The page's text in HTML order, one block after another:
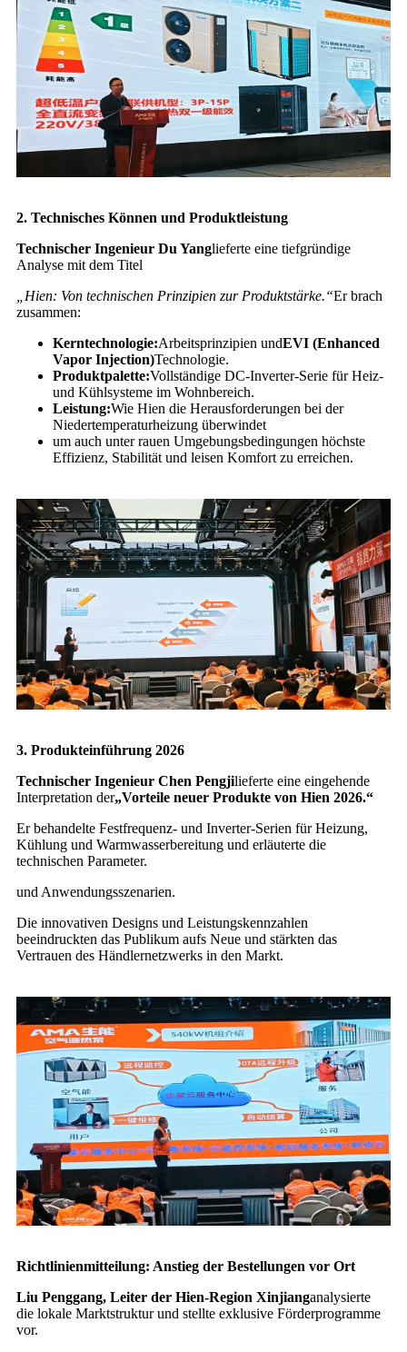
2. Technisches Können und Produktleistung
Technischer Ingenieur Du Yanglieferte eine tiefgründige
Analyse mit dem Titel
„Hien: Von technischen Prinzipien zur Produktstärke.“Er brach
zusammen:
Kerntechnologie:Arbeitsprinzipien undEVI (Enhanced
Vapor Injection)Technologie.
Produktpalette:Vollständige DC-Inverter-Serie für Heiz-
und Kühlsysteme im Wohnbereich.
Leistung:Wie Hien die Herausforderungen bei der
Niedertemperaturheizung überwindet
um auch unter rauen Umgebungsbedingungen höchste
Effizienz, Stabilität und leisen Komfort zu erreichen.
3. Produkteinführung 2026
Technischer Ingenieur Chen Pengjilieferte eine eingehende
Interpretation der„Vorteile neuer Produkte von Hien 2026.“
Er behandelte Festfrequenz- und Inverter-Serien für Heizung,
Kühlung und Warmwasserbereitung und erläuterte die
technischen Parameter.
und Anwendungsszenarien.
Die innovativen Designs und Leistungskennzahlen
beeindruckten das Publikum aufs Neue und stärkten das
Vertrauen des Händlernetzwerks in den Markt.
Richtlinienmitteilung: Anstieg der Bestellungen vor Ort
Liu Penggang, Leiter der Hien-Region Xinjianganalysierte
die lokale Marktstruktur und stellte exklusive Förderprogramme
vor.